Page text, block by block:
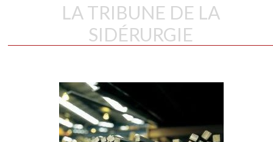
LA TRIBUNE DE LA
SIDÉRURGIE